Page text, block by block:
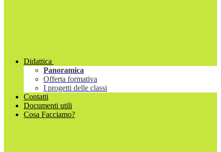
Didattica
Panoramica
Offerta formativa
I progetti delle classi
Contatti
Documenti utili
Cosa Facciamo?